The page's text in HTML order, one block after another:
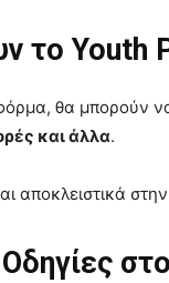
το Youth
θα
και άλλα.
στην
στο